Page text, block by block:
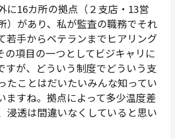
に16カ所の拠点（２支店・13営
）があり、私が監査の職務でそれ
若手からベテランまでヒアリング
の項目の一つとしてビジキャリに
すが、どういう制度でどういう支
たことはだいたいみんな知ってい
ますね。拠点によって多少温度差
浸透は間違いなくしていると思い